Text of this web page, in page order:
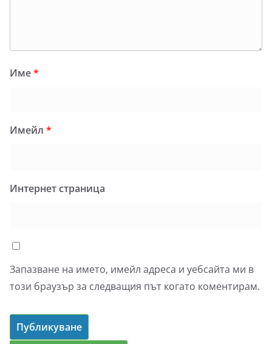
Име*
Имейл *
Интернет страница
Запазване на името, имейл адреса и уебсайта ми в
този браузър за следващия път когато коментирам.